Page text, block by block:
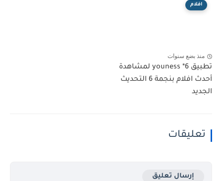
افلام
منذ بضع سنوات
تطبيق youness *6 لمشاهدة
أحدث افلام بنجمة 6 التحديث
الجديد
تعليقات
إرسال تعليق